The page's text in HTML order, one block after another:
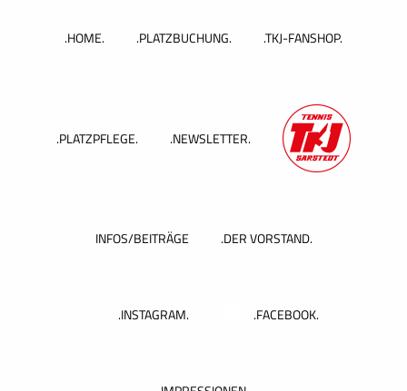
.HOME. .PLATZBUCHUNG. .TKJ-FANSHOP.
.PLATZPFLEGE. .NEWSLETTER.
INFOS/BEITRÄGE .DER VORSTAND.
.INSTAGRAM. .FACEBOOK.